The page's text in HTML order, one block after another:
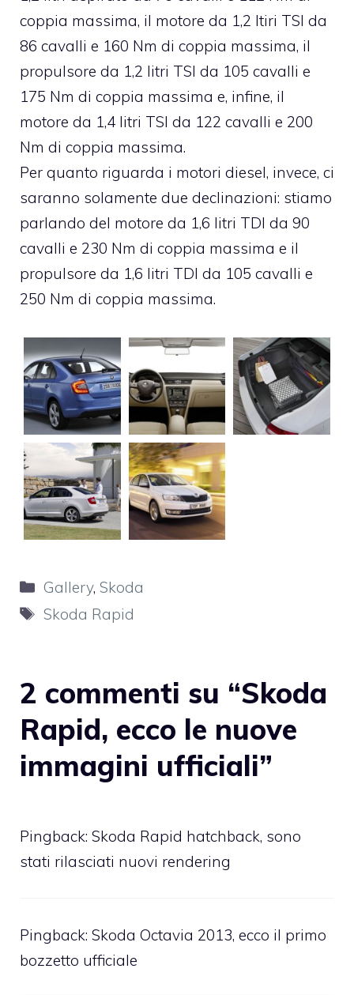
coppia massima, il motore da 1,2 ltiri TSI da
86 cavalli e 160 Nm di coppia massima, il
propulsore da 1,2 litri TSI da 105 cavalli e
175 Nm di coppia massima e, infine, il
motore da 1,4 litri TSI da 122 cavalli e 200
Nm di coppia massima.
Per quanto riguarda i motori diesel, invece, ci
saranno solamente due declinazioni: stiamo
parlando del motore da 1,6 litri TDI da 90
cavalli e 230 Nm di coppia massima e il
propulsore da 1,6 litri TDI da 105 cavalli e
250 Nm di coppia massima.
Categorie
Gallery,Skoda
Tag
Skoda Rapid
2 commenti su “Skoda
Rapid, ecco le nuove
immagini ufficiali”
Pingback: Skoda Rapid hatchback, sono
stati rilasciati nuovi rendering
Pingback: Skoda Octavia 2013, ecco il primo
bozzetto ufficiale